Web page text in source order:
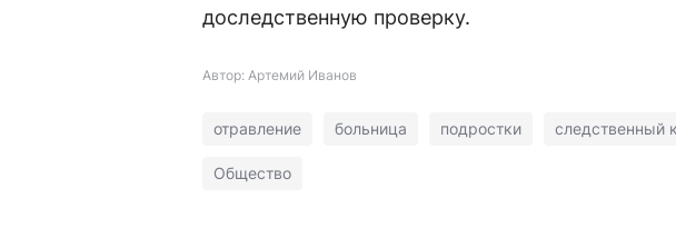
доследственную проверку.
Автор: Артемий Иванов
отравление больница подростки следственный
Общество